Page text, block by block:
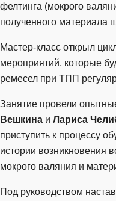
фелтинга (мокрого
полученного материала
Мастер-класс открыл
мероприятий, которые
ремесел при ТПП
Занятие провели
Вешкина и Лариса
приступить к процессу
истории возникновения
мокрого валяния и
Под руководством